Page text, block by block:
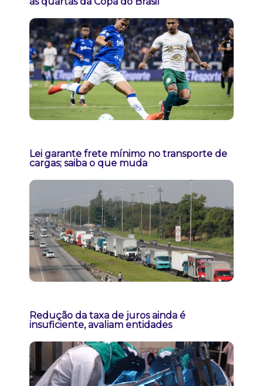
Lei garante frete mínimo no transporte de
cargas; saiba o que muda
Redução da taxa de juros ainda é
insuficiente, avaliam entidades